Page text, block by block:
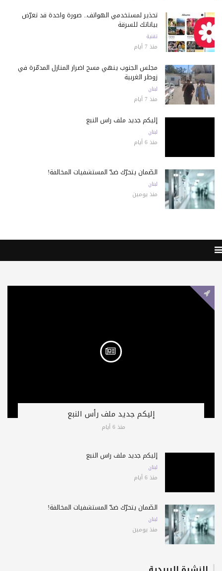
تحذير لمستخدمي الهواتف.. صورة واحدة قد تعرّض
بياناتك للسرقة
تقنية
منذ 7 أيام
مجلس الجنوب ينهي مسح أضرار المنازل المدمّرة في
زوطر الغربية
لبنان
منذ 7 أيام
إليكم جديد ملف رأس النبع
لبنان
منذ 6 أيام
الضّمان يتحرّك ضدّ المستشفيات المخالفة!
لبنان
منذ يومين
إليكم جديد ملف رأس النبع
منذ 6 أيام
إليكم جديد ملف رأس النبع
لبنان
منذ 6 أيام
الضّمان يتحرّك ضدّ المستشفيات المخالفة!
لبنان
منذ يومين